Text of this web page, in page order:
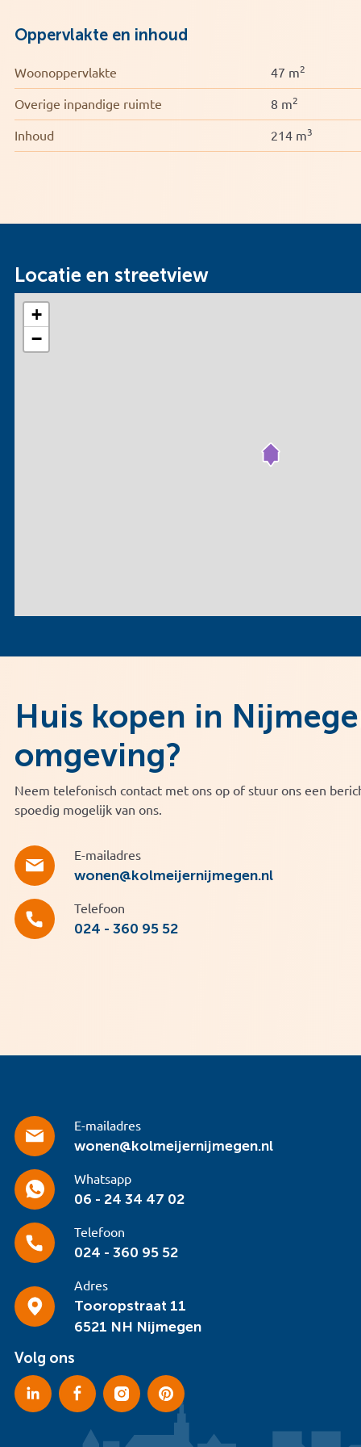
Oppervlakte en inhoud
Woonoppervlakte 47 m2
Overige inpandige ruimte 8 m2
Inhoud 214 m3
Locatie en streetview
+
−
Huis kopen in
omgeving?
Neem telefonisch contact met ons op of stuur ons een
spoedig mogelijk van ons.
E-mailadres
wonen@kolmeijernijmegen.nl
Telefoon
024 - 360 95 52
E-mailadres
wonen@kolmeijernijmegen.nl
Whatsapp
06 - 24 34 47 02
Telefoon
024 - 360 95 52
Adres
Tooropstraat 11
6521 NH Nijmegen
Volg ons